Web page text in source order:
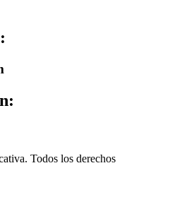
Todos los derechos